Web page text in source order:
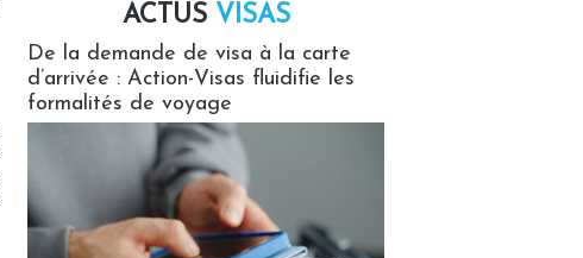
ACTUS VISAS
De la demande de visa à la carte
d’arrivée : Action-Visas fluidifie les
formalités de voyage